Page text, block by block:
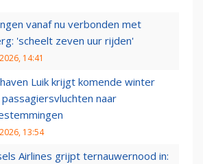
vanaf nu verbonden met
'scheelt zeven uur rijden'
14:41
Luik krijgt komende winter
naar
13:54
Airlines grijpt ternauwernood in: